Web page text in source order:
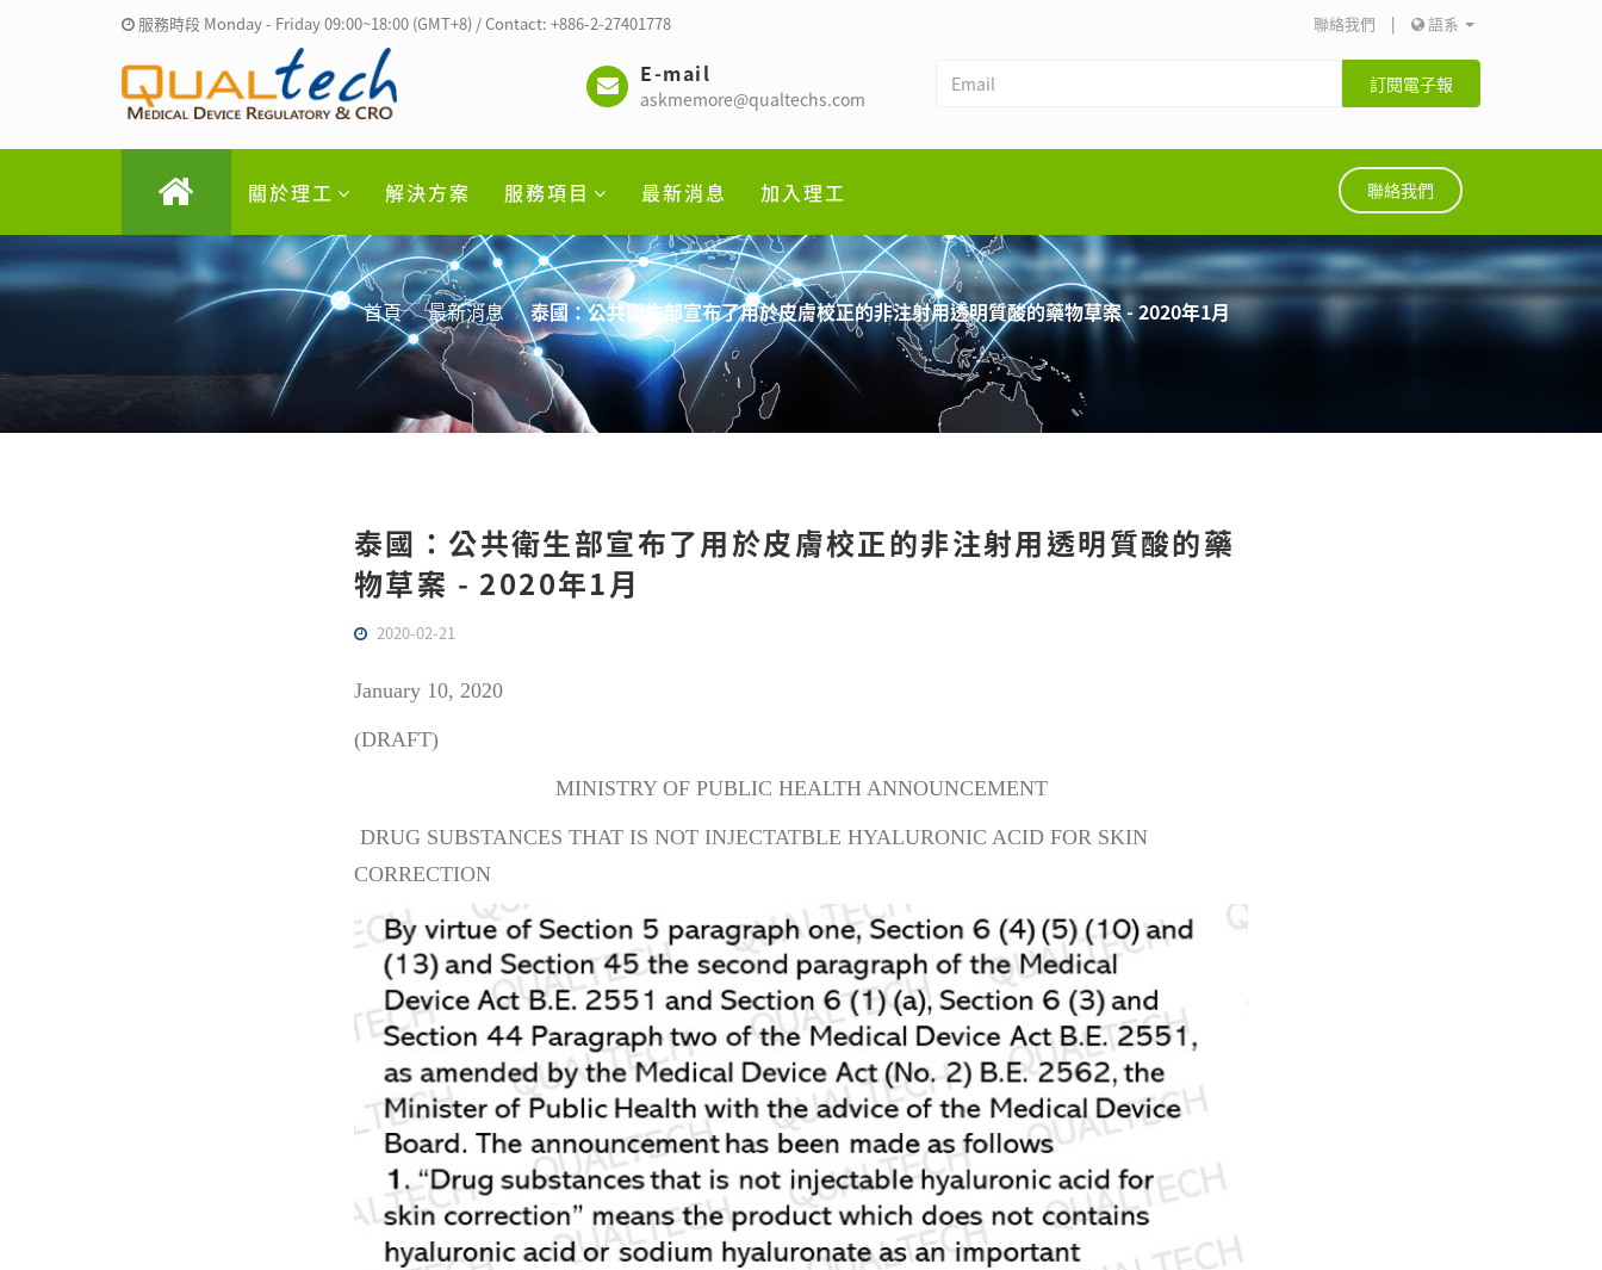
服務時段 Monday - Friday 09:00~18:00 (GMT+8) / Contact: +886-2-27401778 聯絡我們 | 語系
E-mail
askmemore@qualtechs.com
訂閱電子報
關於理工 解決方案 服務項目 最新消息 加入理工 聯絡我們
首頁 最新消息 泰國：公共衛生部宣布了用於皮膚校正的非注射用透明質酸的藥物草案 - 2020年1月
泰國：公共衛生部宣布了用於皮膚校正的非注射用透明質酸的藥
物草案 - 2020年1月
2020-02-21
January 10, 2020
(DRAFT)
MINISTRY OF PUBLIC HEALTH ANNOUNCEMENT
DRUG SUBSTANCES THAT IS NOT INJECTATBLE HYALURONIC ACID FOR SKIN
CORRECTION